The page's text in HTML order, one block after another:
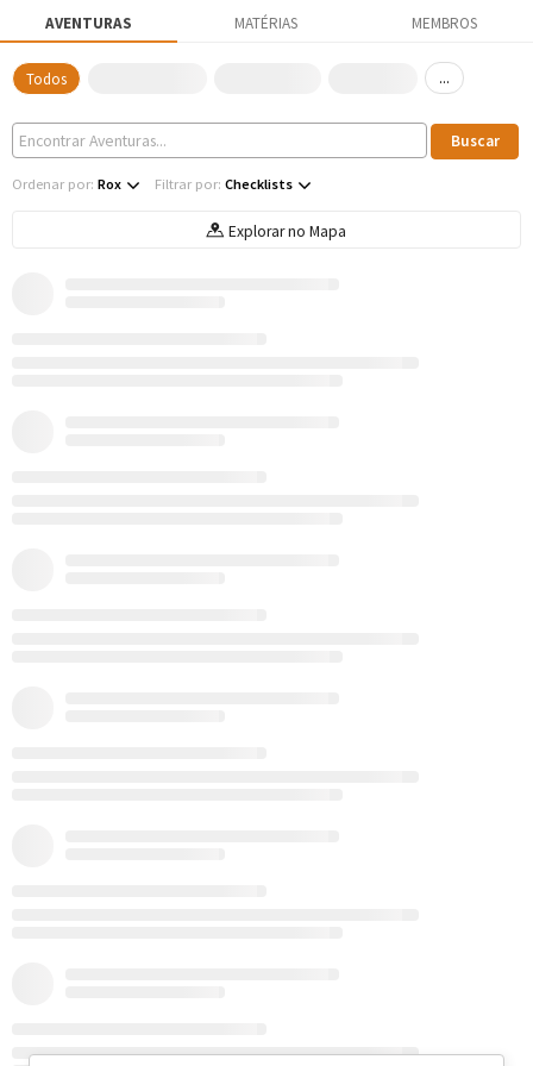
AVENTURAS MATÉRIAS MEMBROS
Todos ...
Ordenar por: Rox Filtrar por: Checklists
Explorar no Mapa